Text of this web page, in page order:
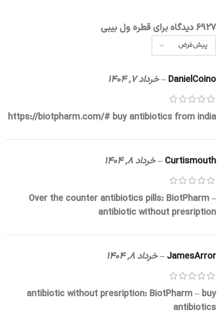
6927 دیدگاه برای قطره ول بیبی
DanielCoino
–خرداد 7, 1404
https://biotpharm.com/# buy antibiotics from india
Curtismouth
–خرداد 8, 1404
Over the counter antibiotics pills: BiotPharm–
antibiotic without presription
JamesArror
–خرداد 8, 1404
antibiotic without presription: BiotPharm– buy
antibiotics